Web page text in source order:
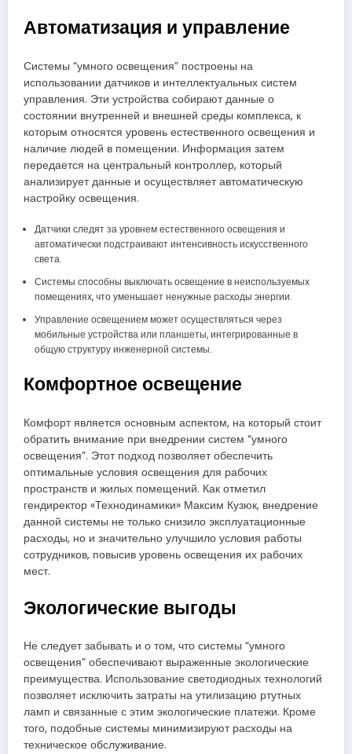
Автоматизация и управление
Системы “умного освещения” построены на
использовании датчиков и интеллектуальных систем
управления. Эти устройства собирают данные о
состоянии внутренней и внешней среды комплекса, к
которым относятся уровень естественного освещения и
наличие людей в помещении. Информация затем
передается на центральный контроллер, который
анализирует данные и осуществляет автоматическую
настройку освещения.
Датчики следят за уровнем естественного освещения и
автоматически подстраивают интенсивность искусственного
света.
Системы способны выключать освещение в неиспользуемых
помещениях, что уменьшает ненужные расходы энергии.
Управление освещением может осуществляться через
мобильные устройства или планшеты, интегрированные в
общую структуру инженерной системы.
Комфортное освещение
Комфорт является основным аспектом, на который стоит
обратить внимание при внедрении систем “умного
освещения”. Этот подход позволяет обеспечить
оптимальные условия освещения для рабочих
пространств и жилых помещений. Как отметил
гендиректор «Технодинамики» Максим Кузюк, внедрение
данной системы не только снизило эксплуатационные
расходы, но и значительно улучшило условия работы
сотрудников, повысив уровень освещения их рабочих
мест.
Экологические выгоды
Не следует забывать и о том, что системы “умного
освещения” обеспечивают выраженные экологические
преимущества. Использование светодиодных технологий
позволяет исключить затраты на утилизацию ртутных
ламп и связанные с этим экологические платежи. Кроме
того, подобные системы минимизируют расходы на
техническое обслуживание.